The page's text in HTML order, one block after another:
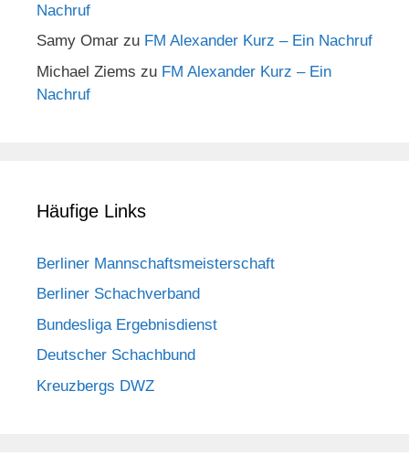
Nachruf
Samy Omar zu FM Alexander Kurz – Ein Nachruf
Michael Ziems zu FM Alexander Kurz – Ein
Nachruf
Häufige Links
Berliner Mannschaftsmeisterschaft
Berliner Schachverband
Bundesliga Ergebnisdienst
Deutscher Schachbund
Kreuzbergs DWZ